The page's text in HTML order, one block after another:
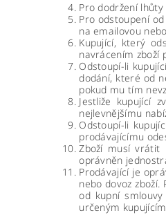
Pro dodržení
Pro odstoupení
na emailovou
Kupující, který
navrácením zboží
Odstoupí-li
dodání, které od
pokud mu tím
Jestliže kupující
nejlevnějšímu
Odstoupí-li
prodávajícímu
Zboží musí vrátit
oprávněn
Prodávající je
nebo dovoz
od kupní
určeným